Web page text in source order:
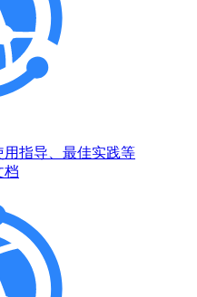
指导、最佳实践等
档